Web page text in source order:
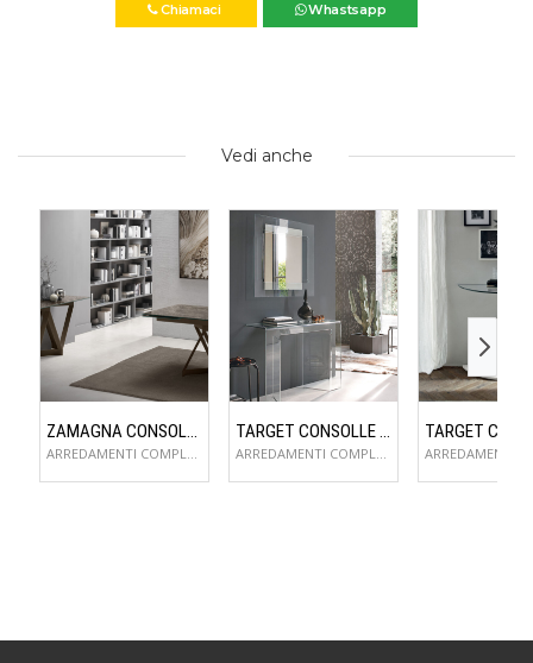
Chiamaci Whastsapp
Vedi anche
ZAMAGNA CONSOLLE FLAME
ARREDAMENTI COMPLEMENTI D'ARREDO
TARGET CONSOLLE SAGITTA
ARREDAMENTI COMPLEMENTI D'ARREDO